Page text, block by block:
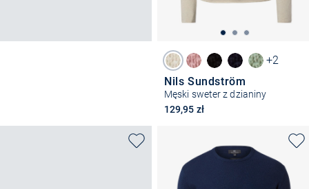
+2
Nils Sundström
Męski sweter z dzianiny
129,95 zł